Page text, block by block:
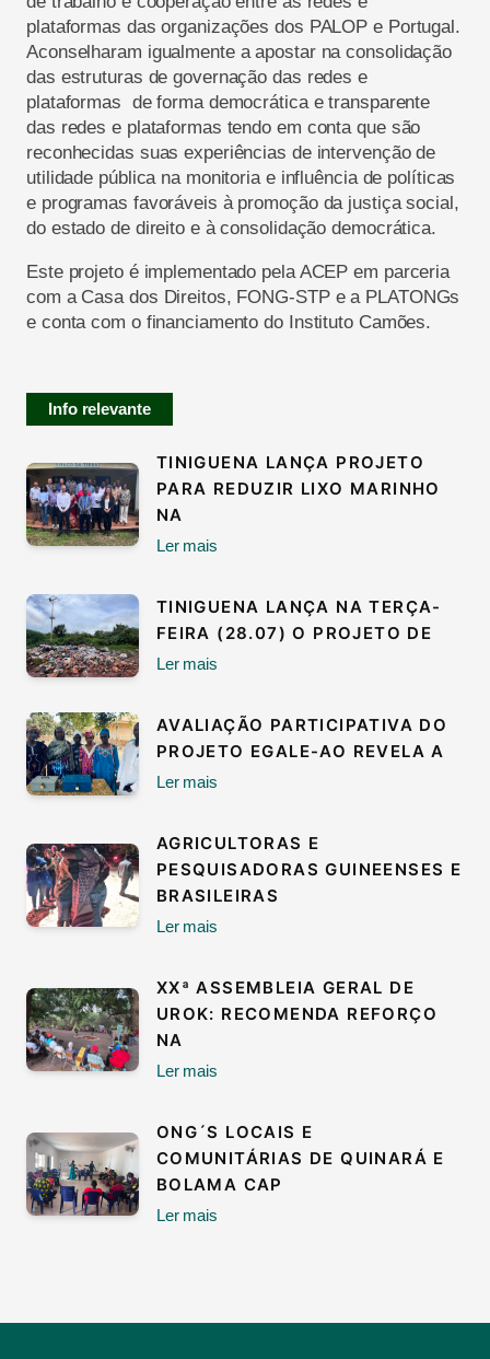
plataformas das organizações dos PALOP e Portugal.
Aconselharam igualmente a apostar na consolidação
das estruturas de governação das redes e
plataformas de forma democrática e transparente
das redes e plataformas tendo em conta que são
reconhecidas suas experiências de intervenção de
utilidade pública na monitoria e influência de políticas
e programas favoráveis à promoção da justiça social,
do estado de direito e à consolidação democrática.
Este projeto é implementado pela ACEP em parceria
com a Casa dos Direitos, FONG-STP e a PLATONGs
e conta com o financiamento do Instituto Camões.
Info relevante
TINIGUENA LANÇA PROJETO
PARA REDUZIR LIXO MARINHO
NA
Ler mais
TINIGUENA LANÇA NA TERÇA-
FEIRA (28.07) O PROJETO DE
Ler mais
AVALIAÇÃO PARTICIPATIVA DO
PROJETO EGALE-AO REVELA A
Ler mais
AGRICULTORAS E
PESQUISADORAS GUINEENSES E
BRASILEIRAS
Ler mais
XXª ASSEMBLEIA GERAL DE
UROK: RECOMENDA REFORÇO
NA
Ler mais
ONG´S LOCAIS E
COMUNITÁRIAS DE QUINARÁ E
BOLAMA CAP
Ler mais